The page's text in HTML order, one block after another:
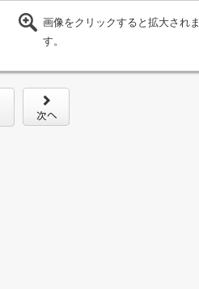
画像をクリックすると拡大されま
す。